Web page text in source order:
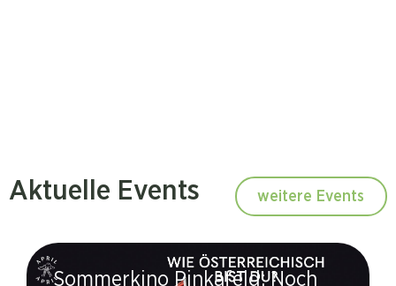
Aktuelle Events weitere Events
Sommerkino Pinkafeld: Noch